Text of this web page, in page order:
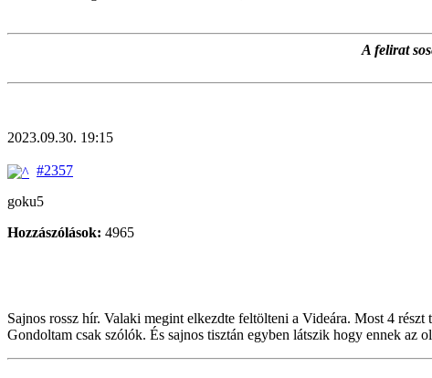
A felirat
2023.09.30. 19:15
#2357
goku5
Hozzászólások: 4965
Sajnos rossz hír. Valaki megint elkezdte feltölteni a Videára. Most 4
Gondoltam csak szólók. És sajnos tisztán egyben látszik hogy ennek az